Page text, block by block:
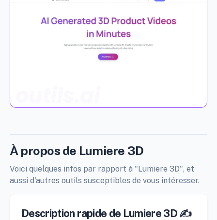
À propos de Lumiere 3D
Voici quelques infos par rapport à "Lumiere 3D", et
aussi d'autres outils susceptibles de vous intéresser.
Description rapide de Lumiere 3D ✍️